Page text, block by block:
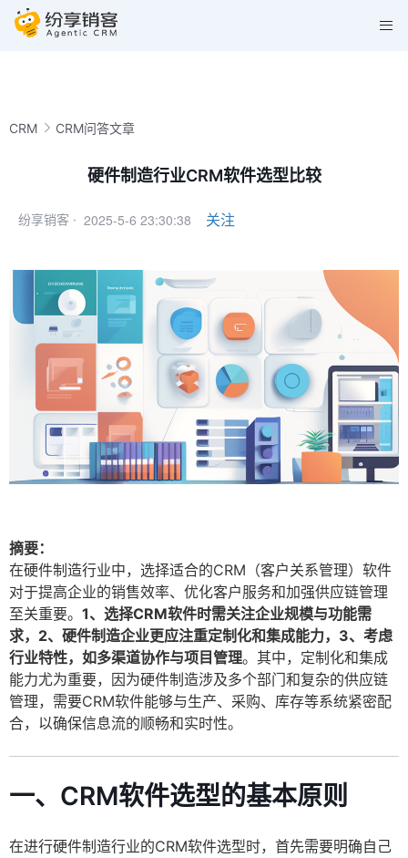
CRM CRM问答文章
硬件制造行业CRM软件选型比较
纷享销客 · 2025-5-6 23:30:38 关注
摘要：
在硬件制造行业中，选择适合的CRM（客户关系管理）软件
对于提高企业的销售效率、优化客户服务和加强供应链管理
至关重要。 1、选择CRM软件时需关注企业规模与功能需
求，2、硬件制造企业更应注重定制化和集成能力，3、考虑
行业特性，如多渠道协作与项目管理。其中，定制化和集成
能力尤为重要，因为硬件制造涉及多个部门和复杂的供应链
管理，需要CRM软件能够与生产、采购、库存等系统紧密配
合，以确保信息流的顺畅和实时性。
一、CRM软件选型的基本原则
在进行硬件制造行业的CRM软件选型时，首先需要明确自己